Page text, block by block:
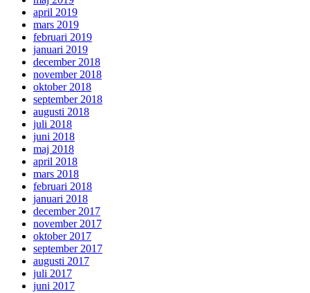
april 2019
mars 2019
februari 2019
januari 2019
december 2018
november 2018
oktober 2018
september 2018
augusti 2018
juli 2018
juni 2018
maj 2018
april 2018
mars 2018
februari 2018
januari 2018
december 2017
november 2017
oktober 2017
september 2017
augusti 2017
juli 2017
juni 2017